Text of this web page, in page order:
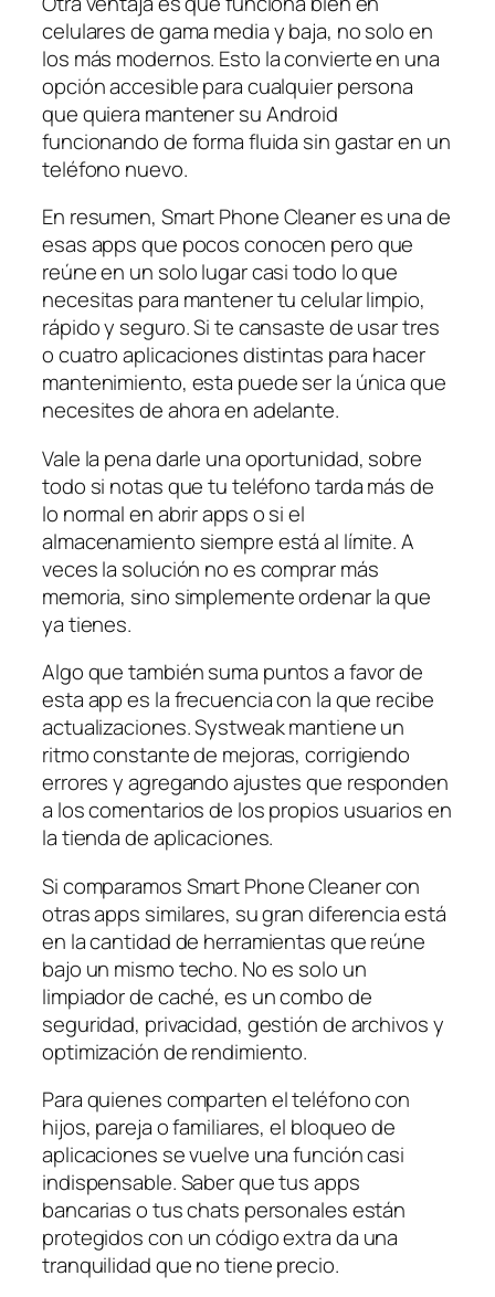
celulares de gama media y baja, no solo en
los más modernos. Esto la convierte en una
opción accesible para cualquier persona
que quiera mantener su Android
funcionando de forma fluida sin gastar en un
teléfono nuevo.
En resumen, Smart Phone Cleaner es una de
esas apps que pocos conocen pero que
reúne en un solo lugar casi todo lo que
necesitas para mantener tu celular limpio,
rápido y seguro. Si te cansaste de usar tres
o cuatro aplicaciones distintas para hacer
mantenimiento, esta puede ser la única que
necesites de ahora en adelante.
Vale la pena darle una oportunidad, sobre
todo si notas que tu teléfono tarda más de
lo normal en abrir apps o si el
almacenamiento siempre está al límite. A
veces la solución no es comprar más
memoria, sino simplemente ordenar la que
ya tienes.
Algo que también suma puntos a favor de
esta app es la frecuencia con la que recibe
actualizaciones. Systweak mantiene un
ritmo constante de mejoras, corrigiendo
errores y agregando ajustes que responden
a los comentarios de los propios usuarios en
la tienda de aplicaciones.
Si comparamos Smart Phone Cleaner con
otras apps similares, su gran diferencia está
en la cantidad de herramientas que reúne
bajo un mismo techo. No es solo un
limpiador de caché, es un combo de
seguridad, privacidad, gestión de archivos y
optimización de rendimiento.
Para quienes comparten el teléfono con
hijos, pareja o familiares, el bloqueo de
aplicaciones se vuelve una función casi
indispensable. Saber que tus apps
bancarias o tus chats personales están
protegidos con un código extra da una
tranquilidad que no tiene precio.